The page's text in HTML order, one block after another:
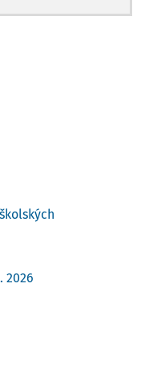
2026